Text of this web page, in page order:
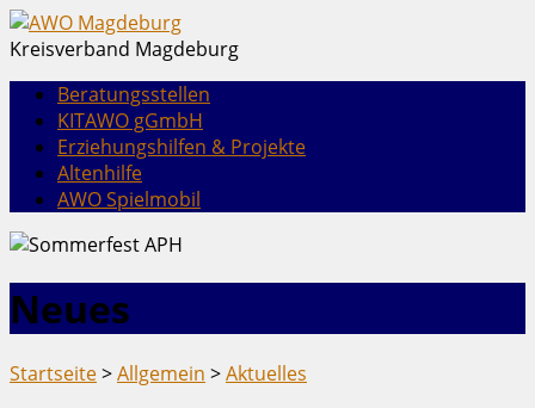
Kreisverband Magdeburg
Beratungsstellen
KITAWO gGmbH
Erziehungshilfen & Projekte
Altenhilfe
AWO Spielmobil
Neues
Startseite>Allgemein >Aktuelles